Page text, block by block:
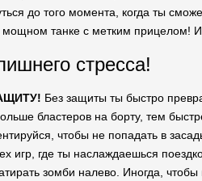
до того момента, когда ты
танке с метким прицелом! И
стресса!
Без защиты ты быстро
бластеров на борту, тем
чтобы не попадать в
игр, где ты наслаждаешься
зомби налево. Иногда,